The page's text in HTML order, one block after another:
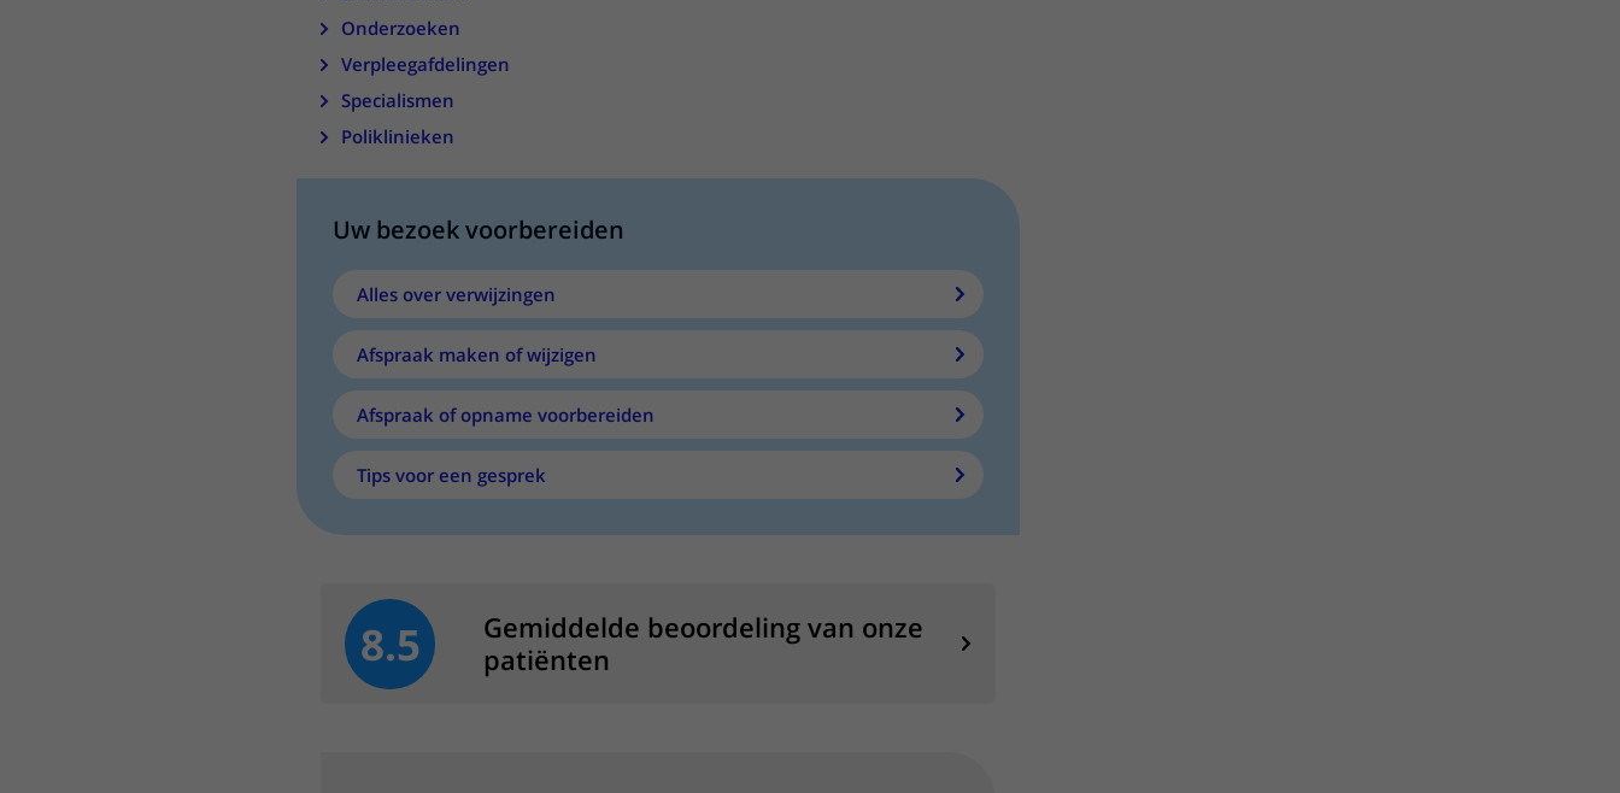
Onderzoeken
Verpleegafdelingen
Specialismen
Poliklinieken
Uw bezoek voorbereiden
Alles over verwijzingen
Afspraak maken of wijzigen
Afspraak of opname voorbereiden
Tips voor een gesprek
8.5
Gemiddelde beoordeling van onze
patiënten